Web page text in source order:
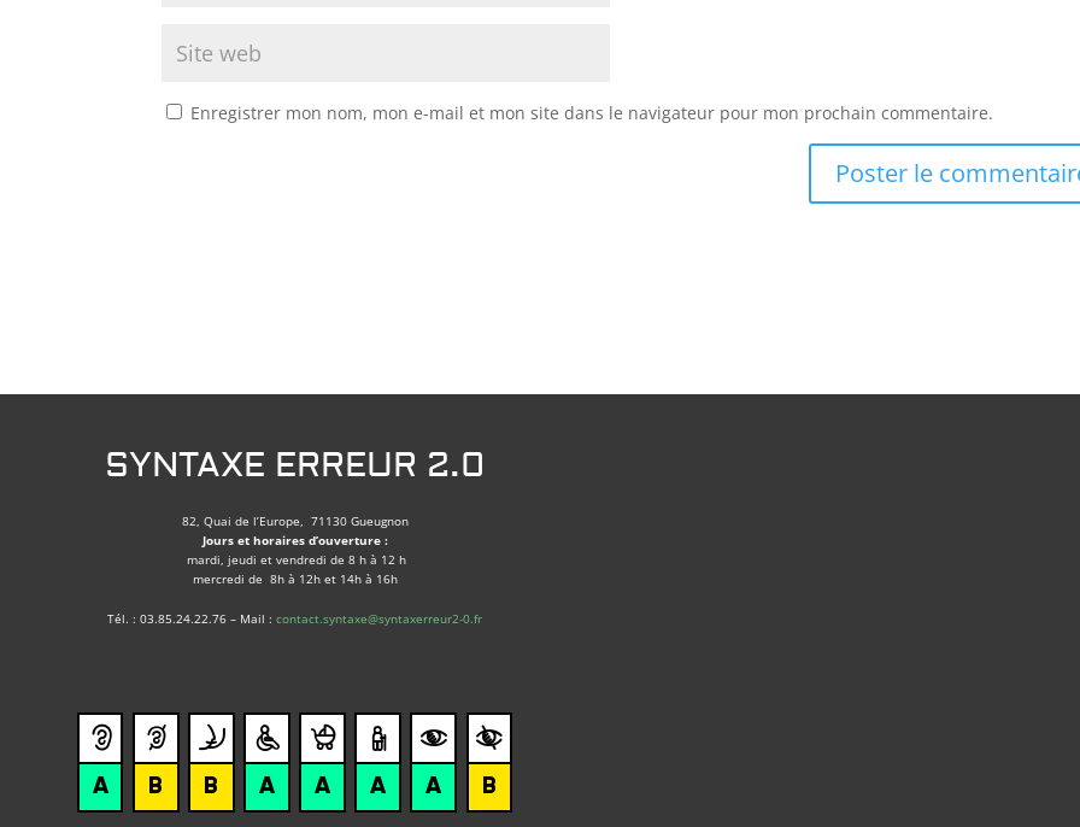
Enregistrer mon nom, mon e-mail et mon site dans le navigateur pour mon prochain commentaire.
SYNTAXE ERREUR 2.0
82, Quai de l’Europe, 71130 Gueugnon
Jours et horaires d’ouverture :
mardi, jeudi et vendredi de 8 h à 12 h
mercredi de 8h à 12h et 14h à 16h
Tél. : 03.85.24.22.76 – Mail :contact.syntaxe@syntaxerreur2-0.fr